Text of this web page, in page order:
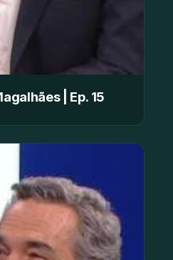
| Ep. 15